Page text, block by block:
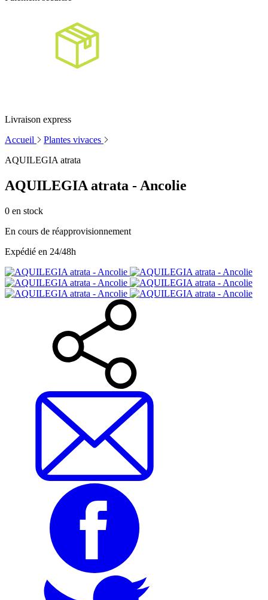
Livraison express
Accueil
Plantes vivaces
AQUILEGIA atrata
AQUILEGIA atrata - Ancolie
0 en stock
En cours de réapprovisionnement
Expédié en 24/48h